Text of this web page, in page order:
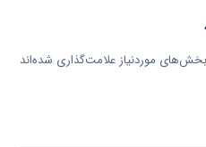
بخش‌های موردنیاز علامت‌گذاری شده‌اند